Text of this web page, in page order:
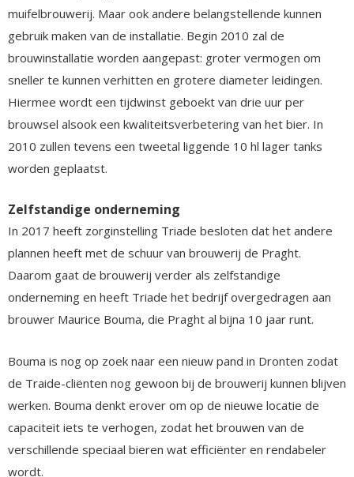
muifelbrouwerij. Maar ook andere belangstellende kunnen
gebruik maken van de installatie. Begin 2010 zal de
brouwinstallatie worden aangepast: groter vermogen om
sneller te kunnen verhitten en grotere diameter leidingen.
Hiermee wordt een tijdwinst geboekt van drie uur per
brouwsel alsook een kwaliteitsverbetering van het bier. In
2010 zullen tevens een tweetal liggende 10 hl lager tanks
worden geplaatst.
Zelfstandige onderneming
In 2017 heeft zorginstelling Triade besloten dat het andere
plannen heeft met de schuur van brouwerij de Praght.
Daarom gaat de brouwerij verder als zelfstandige
onderneming en heeft Triade het bedrijf overgedragen aan
brouwer Maurice Bouma, die Praght al bijna 10 jaar runt.
Bouma is nog op zoek naar een nieuw pand in Dronten zodat
de Traide-cliënten nog gewoon bij de brouwerij kunnen blijven
werken. Bouma denkt erover om op de nieuwe locatie de
capaciteit iets te verhogen, zodat het brouwen van de
verschillende speciaal bieren wat efficiënter en rendabeler
wordt.